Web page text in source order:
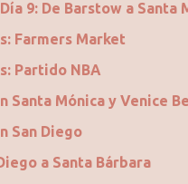
9: De Barstow a Santa
Farmers Market
Partido NBA
Santa Mónica y Venice
San Diego
a Santa Bárbara